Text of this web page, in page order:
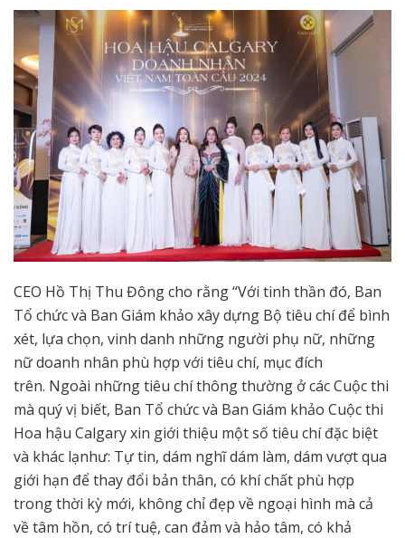
CEO Hồ Thị Thu Đông cho rằng “Với tinh thần đó, Ban
Tổ chức và Ban Giám khảo xây dựng Bộ tiêu chí để bình
xét, lựa chọn, vinh danh những người phụ nữ, những
nữ doanh nhân phù hợp với tiêu chí, mục đích
trên. Ngoài những tiêu chí thông thường ở các Cuộc thi
mà quý vị biết, Ban Tổ chức và Ban Giám khảo Cuộc thi
Hoa hậu Calgary xin giới thiệu một số tiêu chí đặc biệt
và khác lạnhư: Tự tin, dám nghĩ dám làm, dám vượt qua
giới hạn để thay đổi bản thân, có khí chất phù hợp
trong thời kỳ mới, không chỉ đẹp về ngoại hình mà cả
về tâm hồn, có trí tuệ, can đảm và hảo tâm, có khả